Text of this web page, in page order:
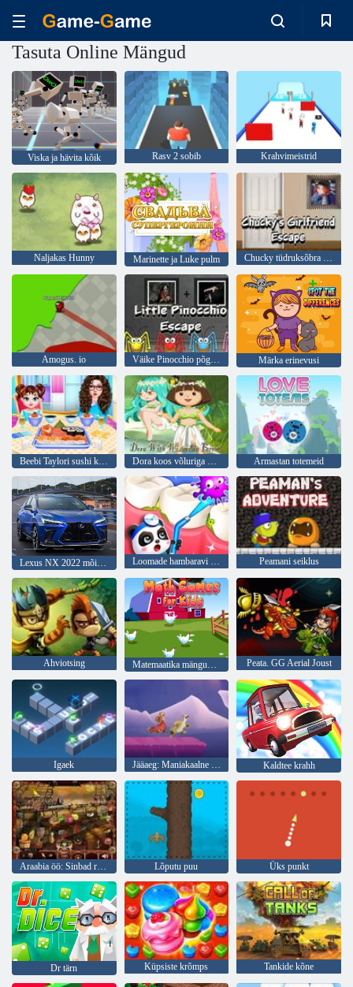
Tasuta Online Mängud
Viska ja hävita kõik Rasv 2 sobib Krahvimeistrid
Naljakas Hunny Marinette ja Luke pulm Chucky tüdruksõbra põgenemine
Amogus. io Väike Pinocchio põgenemine Märka erinevusi
Beebi Taylori sushi keetmine Dora koos võluriga metsas Armastan totemeid
Loomade hambaravi haigla Peamani seiklus
Ahviotsing Peata. GG Aerial Joust
Igaek Jääaeg: Maniakaalne meteoorijooks Kaldtee krahh
Araabia öö: Sinbad reisija Lõputu puu Üks punkt
Dr tärn Küpsiste krõmps Tankide kõne